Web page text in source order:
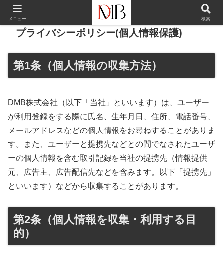
プライバシーポリシー(個人情報保護)
第1条（個人情報の収集方法）
DMB株式会社（以下「当社」といいます）は、ユーザー
が利用登録をする際に氏名、生年月日、住所、電話番号、
メールアドレスなどの個人情報をお尋ねすることがありま
す。また、ユーザーと提携先などとの間でなされたユーザ
ーの個人情報を含む取引記録を当社の提携先（情報提供
元、広告主、広告配信先などを含みます。以下「提携先」
といいます）などから収集することがあります。
第2条（個人情報を収集・利用する目
的）
メニュー 検索